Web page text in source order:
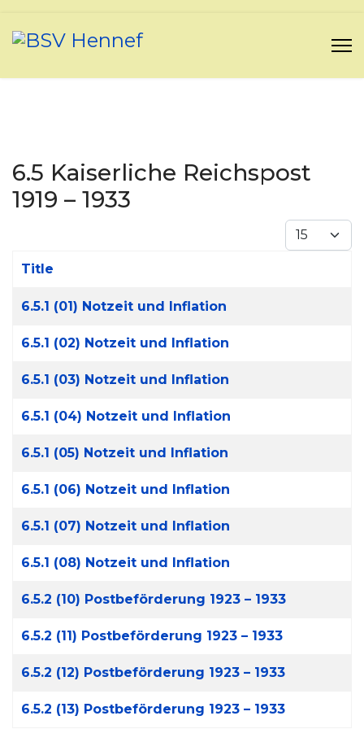
6.5 Kaiserliche Reichspost
1919 – 1933
Display #
Title
6.5.1 (01) Notzeit und Inflation
6.5.1 (02) Notzeit und Inflation
6.5.1 (03) Notzeit und Inflation
6.5.1 (04) Notzeit und Inflation
6.5.1 (05) Notzeit und Inflation
6.5.1 (06) Notzeit und Inflation
6.5.1 (07) Notzeit und Inflation
6.5.1 (08) Notzeit und Inflation
6.5.2 (10) Postbeförderung 1923 – 1933
6.5.2 (11) Postbeförderung 1923 – 1933
6.5.2 (12) Postbeförderung 1923 – 1933
6.5.2 (13) Postbeförderung 1923 – 1933